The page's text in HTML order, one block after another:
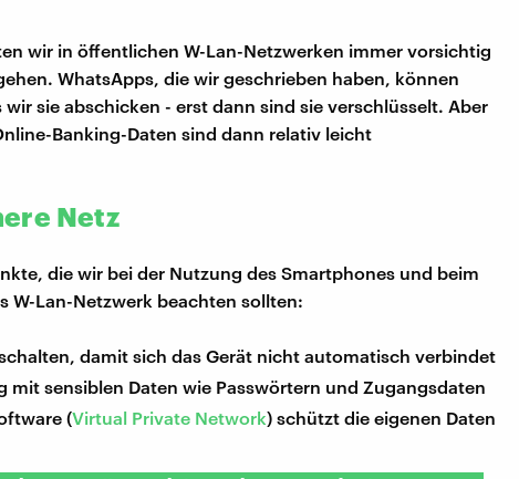
wir in öffentlichen W-Lan-Netzwerken immer vorsichtig
WhatsApps, die wir geschrieben haben, können
sie abschicken - erst dann sind sie verschlüsselt. Aber
Banking-Daten sind dann relativ leicht
Netz
die wir bei der Nutzung des Smartphones und beim
W-Lan-Netzwerk beachten sollten:
damit sich das Gerät nicht automatisch verbindet
mit sensiblen Daten wie Passwörtern und Zugangsdaten
(Virtual Private Network) schützt die eigenen Daten